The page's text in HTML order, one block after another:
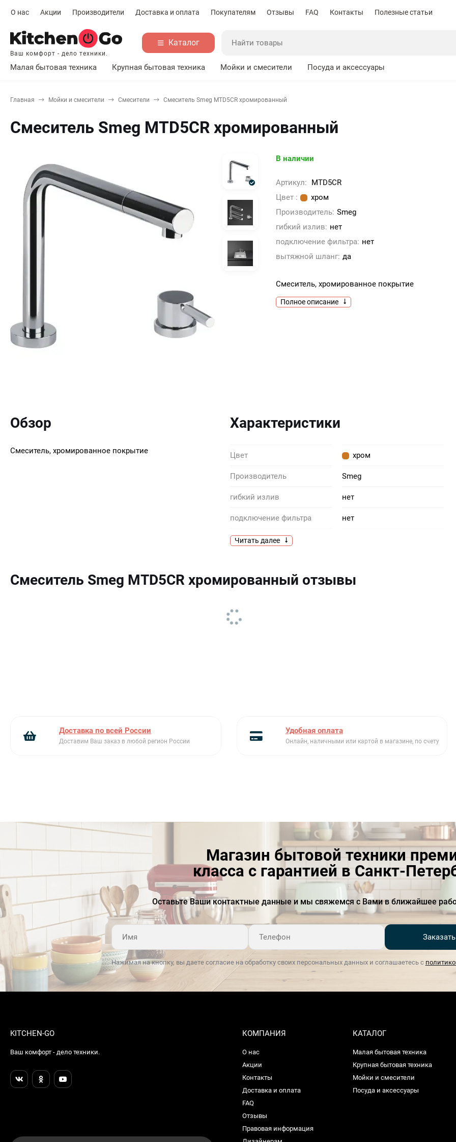
О нас Акции Производители Доставка и оплата Покупателям Отзывы FAQ Контакты Полезные статьи
Ваш комфорт - дело техники.
Каталог
Малая бытовая техника Крупная бытовая техника Мойки и смесители Посуда и аксессуары
Главная Мойки и смесители Смесители Смеситель Smeg MTD5CR хромированный
Смеситель Smeg MTD5CR хромированный
В наличии
Артикул:
MTD5CR
Цвет :
хром
Производитель: Smeg
гибкий излив: нет
подключение фильтра: нет
вытяжной шланг: да
Смеситель, хромированное покрытие
Полное описание
Обзор
Смеситель, хромированное покрытие
Характеристики
Цвет хром
Производитель Smeg
гибкий излив нет
подключение фильтра нет
вытяжной шланг
Читать далее
Смеситель Smeg MTD5CR хромированный отзывы
Доставка по всей России
Доставим Ваш заказ в любой регион России
Удобная оплата
Онлайн, наличными или картой в магазине, по счету
Магазин бытовой техники
класса с гарантией в Санкт-
Оставьте Ваши контактные данные и мы свяжемся с Вами в ближайшее
Нажимая на кнопку, вы даете согласие на обработку своих персональных данных и соглашаетесь с
KITCHEN-GO
Ваш комфорт - дело техники.
КОМПАНИЯ
О нас
Акции
Контакты
Доставка и оплата
FAQ
Отзывы
Правовая информация
КАТАЛОГ
Малая бытовая техника
Крупная бытовая техника
Мойки и смесители
Посуда и аксессуары